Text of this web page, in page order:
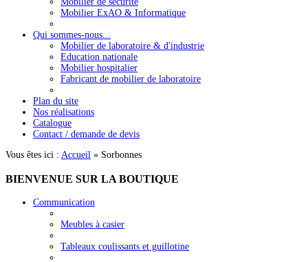
Mobilier ExAO & Informatique
Qui sommes-nous...
Mobilier de laboratoire & d'industrie
Education nationale
Mobilier hospitalier
Fabricant de mobilier de laboratoire
Plan du site
Nos réalisations
Catalogue
Contact / demande de devis
Vous êtes ici : Accueil » Sorbonnes
BIENVENUE SUR LA BOUTIQUE
Communication
Meubles à casier
Tableaux coulissants et guillotine